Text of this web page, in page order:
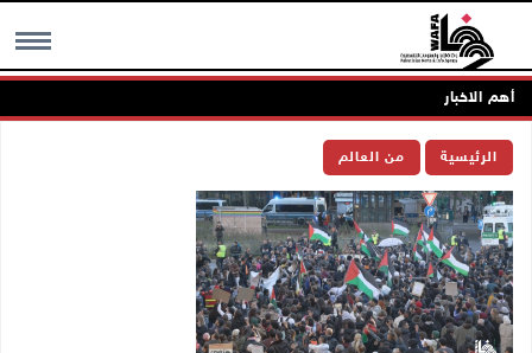
MENU أهم الاخبار
الرئيسية من العالم